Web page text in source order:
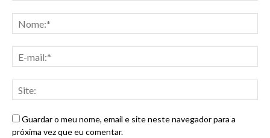
Guardar o meu nome, email e site neste navegador para a
próxima vez que eu comentar.